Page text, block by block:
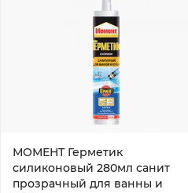
МОМЕНТ Герметик
силиконовый 280мл санит
прозрачный для ванны и